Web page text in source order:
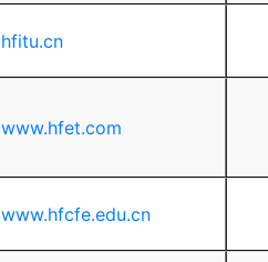
hfitu.cn
www.hfet.com
www.hfcfe.edu.cn